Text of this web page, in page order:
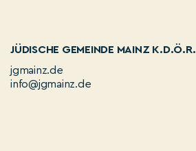
JÜDISCHE GEMEINDE MAINZ K.D.Ö.R.
jgmainz.de
info@jgmainz.de